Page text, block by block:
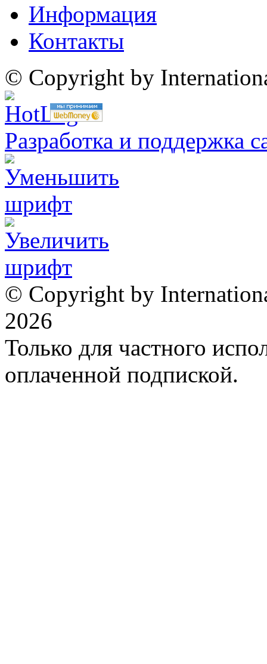
Информация
Контакты
© Copyright by
Разработка и поддержка
© Copyright by
2026
Только для частного
оплаченной подпиской.